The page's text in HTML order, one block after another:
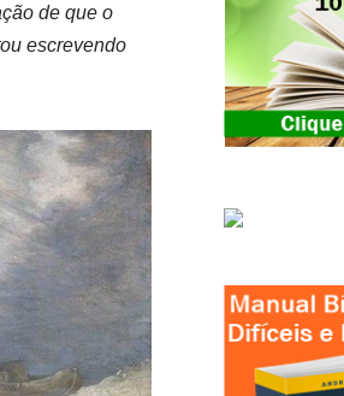
de que o
escrevendo